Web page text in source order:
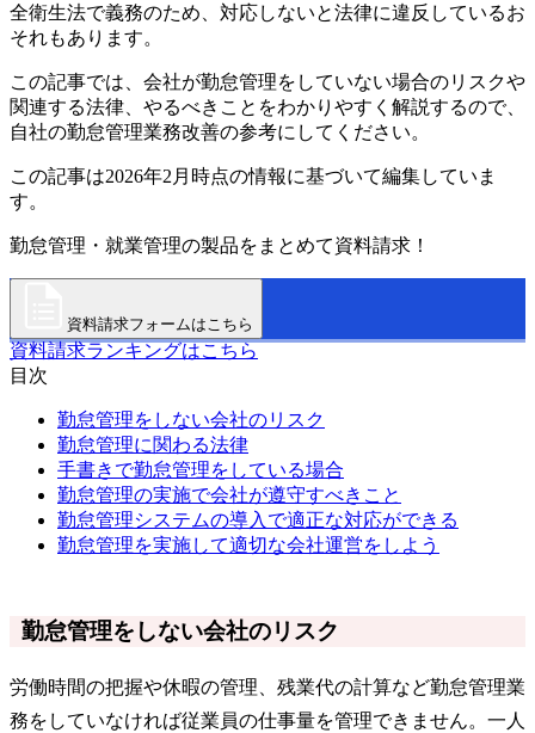
全衛生法で義務のため、対応しないと法律に違反しているお
それもあります。
この記事では、会社が勤怠管理をしていない場合のリスクや
関連する法律、やるべきことをわかりやすく解説するので、
自社の勤怠管理業務改善の参考にしてください。
この記事は2026年2月時点の情報に基づいて編集していま
す。
勤怠管理・就業管理の製品をまとめて資料請求！
資料請求フォームはこちら
資料請求ランキングはこちら
目次
勤怠管理をしない会社のリスク
勤怠管理に関わる法律
手書きで勤怠管理をしている場合
勤怠管理の実施で会社が遵守すべきこと
勤怠管理システムの導入で適正な対応ができる
勤怠管理を実施して適切な会社運営をしよう
勤怠管理をしない会社のリスク
労働時間の把握や休暇の管理、残業代の計算など勤怠管理業
務をしていなければ従業員の仕事量を管理できません。一人